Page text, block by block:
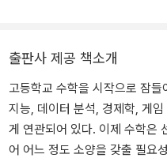
선정한 ‘전국에서 수학을 가장
본능을 깨우는 7가지 발상법》《
한 중학수학 공부법》《문과인
다. 프로 지휘자이기도 하다.
출판사 제공 책소개
고등학교 수학을 시작으로 잠들어
지능, 데이터 분석, 경제학, 게
게 연관되어 있다. 이제 수학은
어 어느 정도 소양을 갖출 필요